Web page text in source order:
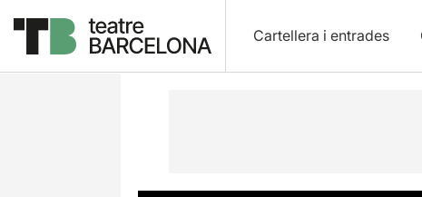
Cartellera i entrades
Descripció Fitxa artística Fotos i